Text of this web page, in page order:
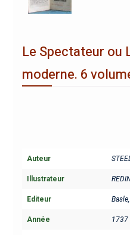
Le Spectateur ou
moderne. 6
Auteur
Illustrateur
Editeur
Année 1737